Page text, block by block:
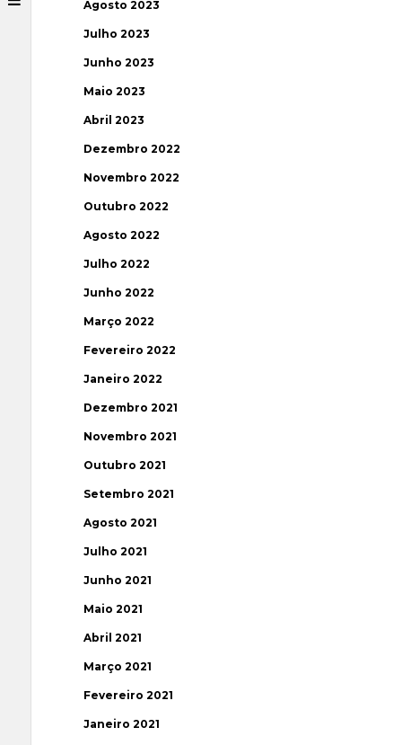
Agosto 2023
Julho 2023
Junho 2023
Maio 2023
Abril 2023
Dezembro 2022
Novembro 2022
Outubro 2022
Agosto 2022
Julho 2022
Junho 2022
Março 2022
Fevereiro 2022
Janeiro 2022
Dezembro 2021
Novembro 2021
Outubro 2021
Setembro 2021
Agosto 2021
Julho 2021
Junho 2021
Maio 2021
Abril 2021
Março 2021
Fevereiro 2021
Janeiro 2021